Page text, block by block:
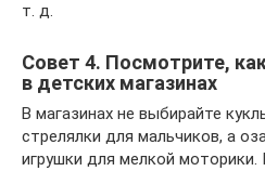
т. д.
Совет 4. Посмотрите,
в детских магазинах
В магазинах не выбирайте
стрелялки для мальчиков, а
игрушки для мелкой